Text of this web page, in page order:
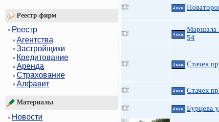
Реестр фирм
Реестр
Агентства
Застройщики
Кредитование
Аренда
Страхование
Алфавит
Материалы
Новости
4 ккв.
4 ккв.
Маршала
54
4 ккв. Стачек
4 ккв. Стачек
4 ккв. Бурцева